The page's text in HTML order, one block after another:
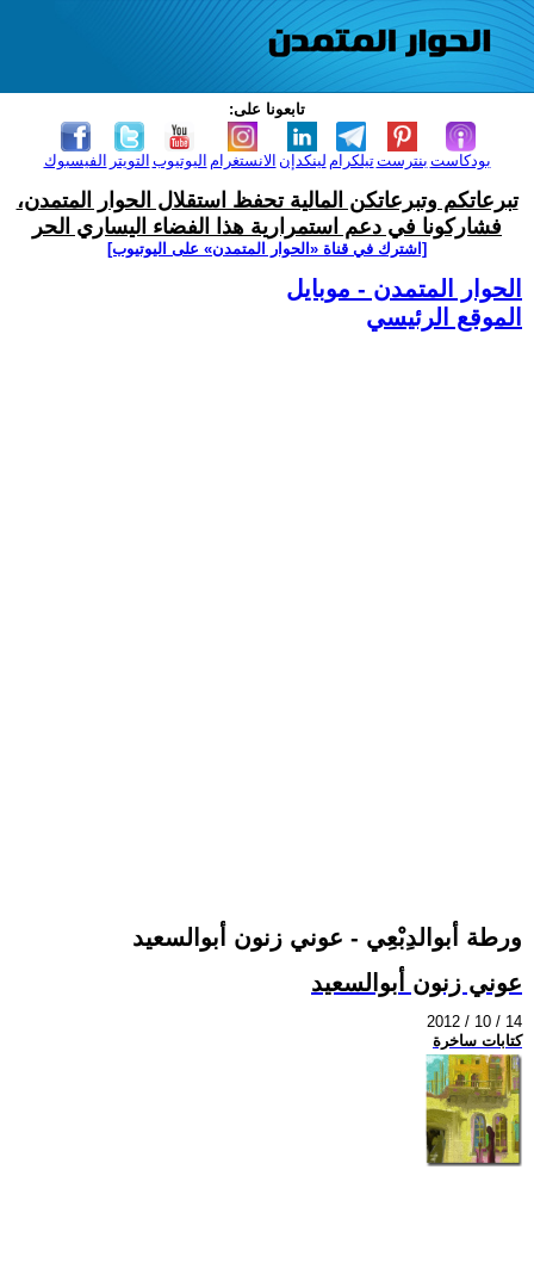
تابعونا على:
الفيسبوك التويتر اليوتيوب الانستغرام لينكدإن تيلكرامبنترست بودكاست
تبرعاتكم وتبرعاتكن المالية تحفظ استقلال الحوار المتمدن،
فشاركونا في دعم استمرارية هذا الفضاء اليساري الحر
[اشترك في قناة ‫«الحوار المتمدن» على اليوتيوب]
الحوار المتمدن - موبايل
الموقع الرئيسي
ورطة أبوالدِبْعِي - عوني زنون أبوالسعيد
عوني زنون أبوالسعيد
2012 / 10 / 14
كتابات ساخرة